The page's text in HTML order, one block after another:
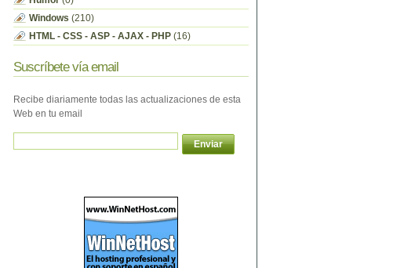
Windows (210)
HTML - CSS - ASP - AJAX - PHP(16)
Suscríbete vía email
Recibe diariamente todas las actualizaciones de esta
Web en tu email